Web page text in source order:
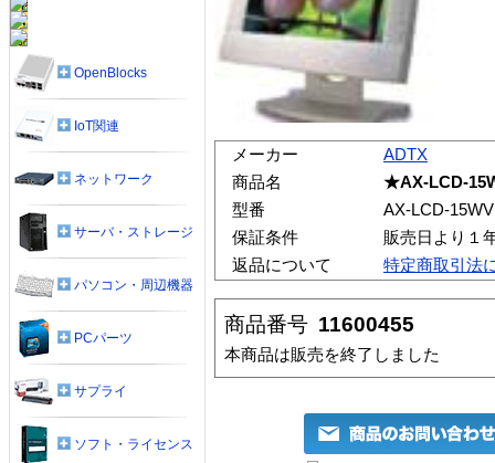
メーカー
ADTX
商品名
★AX-LCD-
型番
AX-LCD-15WV
保証条件
販売日より１
返品について
特定商取引法
商品番号 11600455
本商品は販売を終了しました
OpenBlocks
IoT関連
ネットワーク
サーバ・ストレージ
パソコン・周辺機器
PCパーツ
サプライ
ソフト・ライセンス